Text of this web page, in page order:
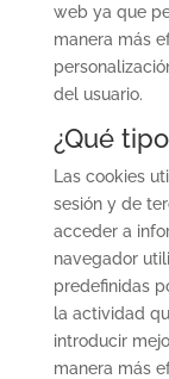
web ya que
manera más
del usuario.
¿Qué
Las cookies
sesión y de
acceder a
navegador
predefinidas
la actividad
introducir
manera más